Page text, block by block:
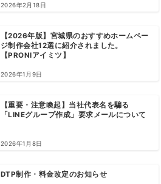
2026年2月18日
【2026年版】宮城県のおすすめホームペー
ジ制作会社12選に紹介されました。
【PRONIアイミツ】
2026年1月9日
【重要・注意喚起】当社代表名を騙る
「LINEグループ作成」要求メールについて
2026年1月8日
DTP制作・料金改定のお知らせ